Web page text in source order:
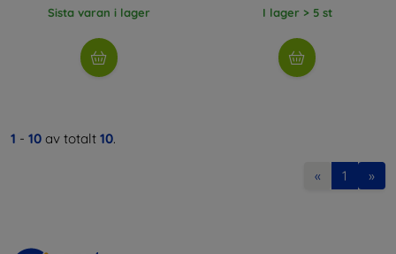
Sista varan i lager I lager > 5 st
1 - 10 av totalt 10.
« 1 »